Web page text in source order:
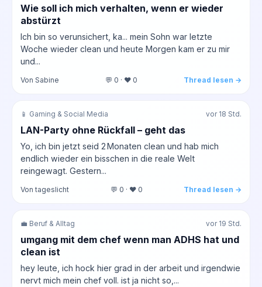
Wie soll ich mich verhalten, wenn er wieder
abstürzt
Ich bin so verunsichert, ka... mein Sohn war letzte
Woche wieder clean und heute Morgen kam er zu mir
und...
Von Sabine 💬 0 · ❤️ 0 Thread lesen →
📱 Gaming & Social Media vor 18 Std.
LAN-Party ohne Rückfall – geht das
Yo, ich bin jetzt seid 2 Monaten clean und hab mich
endlich wieder ein bisschen in die reale Welt
reingewagt. Gestern...
Von tageslicht 💬 0 · ❤️ 0 Thread lesen →
💼 Beruf & Alltag vor 19 Std.
umgang mit dem chef wenn man ADHS hat und
clean ist
hey leute, ich hock hier grad in der arbeit und irgendwie
nervt mich mein chef voll. ist ja nicht so,...